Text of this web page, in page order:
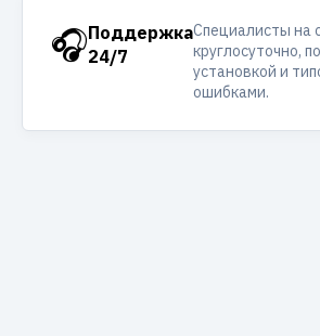
🎧Поддержка
24/7
Специалисты на
круглосуточно,
установкой и
ошибками.